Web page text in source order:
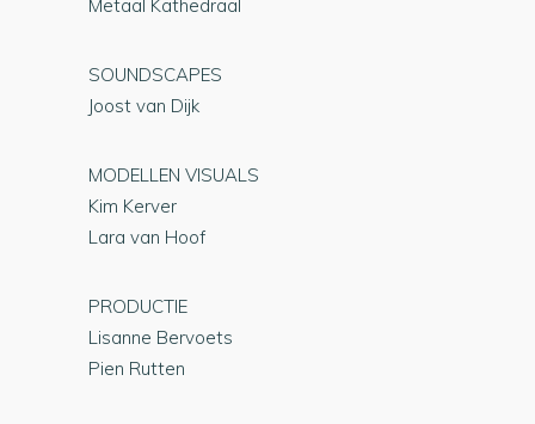
Metaal Kathedraal
SOUNDSCAPES
Joost van Dijk
MODELLEN VISUALS
Kim Kerver
Lara van Hoof
PRODUCTIE
Lisanne Bervoets
Pien Rutten